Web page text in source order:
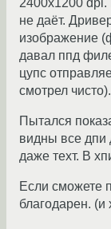
2400х1200
не даёт.
изображение
давал ппд
цупс
смотрел чисто).
Пытался
видны все дпи
даже техт. В
Если сможете
благодарен. (и